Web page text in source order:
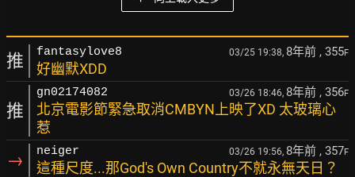
推 fantasylove8 03/25 19:38, 8年前 , 355F
好幽默XDD
推
gn02174082 03/26 18:46, 8年前 , 356F
北京電影節緊急取消CMBYN上映了XD 太玻璃心
惹
→ neiger 03/26 19:56, 8年前 , 357F
這種尺度...那God's Own Country不就永無天日？